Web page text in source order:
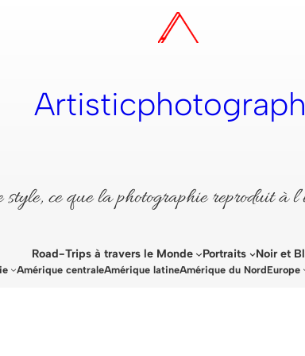
ce que la photographie reproduit à
Road-Trips à travers le Monde Portraits Noir et
Amérique centraleAmérique latineAmérique du NordEurope